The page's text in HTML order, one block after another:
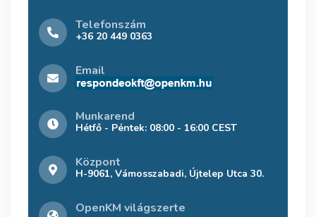
Telefonszám
+36 20 449 0363
Email
Munkarend
Hétfő - Péntek: 08:00 - 16:00 CEST
Központ
H-9061, Vámosszabadi, Újtelep Utca 30.
OpenKM világszerte